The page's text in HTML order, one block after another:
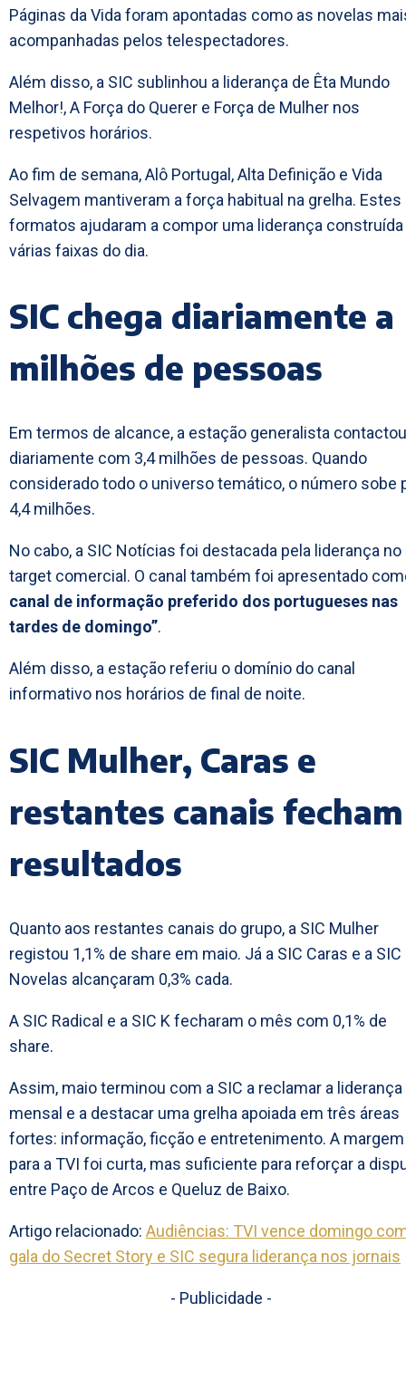
Páginas da Vida foram apontadas como as novelas
acompanhadas pelos telespectadores.
Além disso, a SIC sublinhou a liderança de Êta Mundo
Melhor!, A Força do Querer e Força de Mulher nos
respetivos horários.
Ao fim de semana, Alô Portugal, Alta Definição e Vida
Selvagem mantiveram a força habitual na grelha. Estes
formatos ajudaram a compor uma liderança
várias faixas do dia.
SIC chega diariamente a
milhões de pessoas
Em termos de alcance, a estação generalista contactou
diariamente com 3,4 milhões de pessoas. Quando
considerado todo o universo temático, o número sobe
4,4 milhões.
No cabo, a SIC Notícias foi destacada pela liderança no
target comercial. O canal também foi apresentado
canal de informação preferido dos portugueses nas
tardes de domingo”.
Além disso, a estação referiu o domínio do canal
informativo nos horários de final de noite.
SIC Mulher, Caras e
restantes canais fecham
resultados
Quanto aos restantes canais do grupo, a SIC Mulher
registou 1,1% de share em maio. Já a SIC Caras e a SIC
Novelas alcançaram 0,3% cada.
A SIC Radical e a SIC K fecharam o mês com 0,1% de
share.
Assim, maio terminou com a SIC a reclamar a liderança
mensal e a destacar uma grelha apoiada em três áreas
fortes: informação, ficção e entretenimento. A margem
para a TVI foi curta, mas suficiente para reforçar a
entre Paço de Arcos e Queluz de Baixo.
Artigo relacionado: Audiências: TVI vence domingo
gala do Secret Story e SIC segura liderança nos jornais
- Publicidade -